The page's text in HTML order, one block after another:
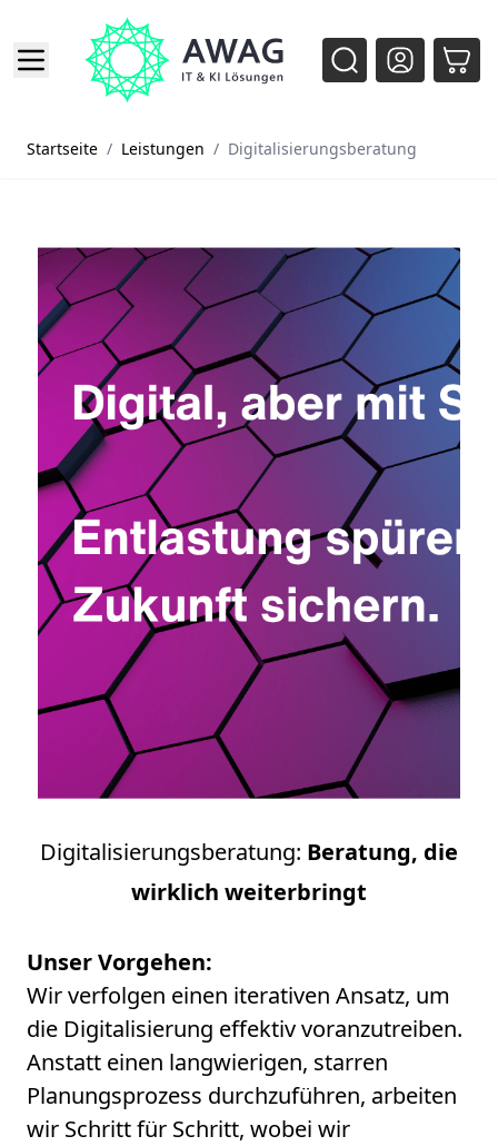
Zum Inhalt springen
Startseite / Leistungen / Digitalisierungsberatung
Digitalisierungsberatung: Beratung, die
wirklich weiterbringt
Unser Vorgehen:
Wir verfolgen einen iterativen Ansatz, um
die Digitalisierung effektiv voranzutreiben.
Anstatt einen langwierigen, starren
Planungsprozess durchzuführen, arbeiten
wir Schritt für Schritt, wobei wir